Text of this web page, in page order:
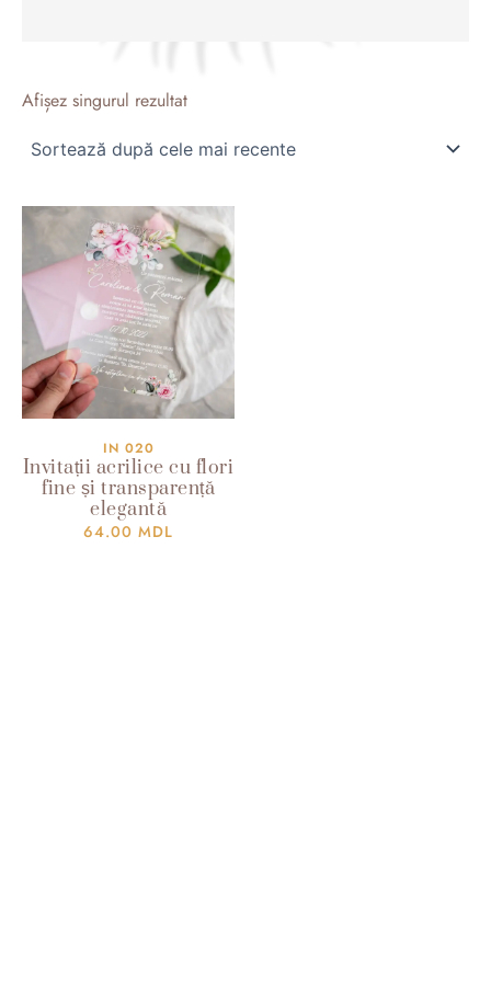
Afișez singurul rezultat
IN 020
Invitații acrilice cu flori
fine și transparență
elegantă
64.00 MDL